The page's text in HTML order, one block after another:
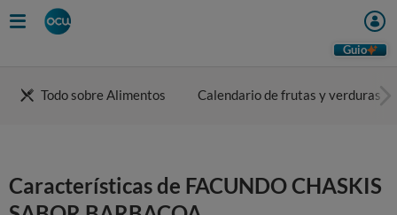
Guio
Todo sobre Alimentos Calendario de frutas y verduras
Características de FACUNDO CHASKIS